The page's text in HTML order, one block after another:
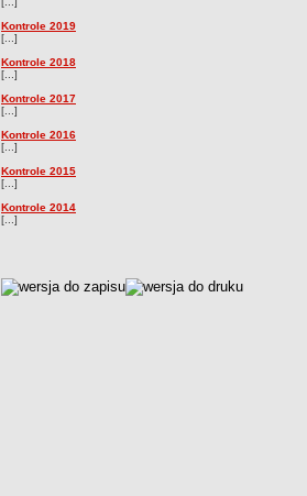
Kontrole 2019
[...]
Kontrole 2018
[...]
Kontrole 2017
[...]
Kontrole 2016
[...]
Kontrole 2015
[...]
Kontrole 2014
[...]
metryczka